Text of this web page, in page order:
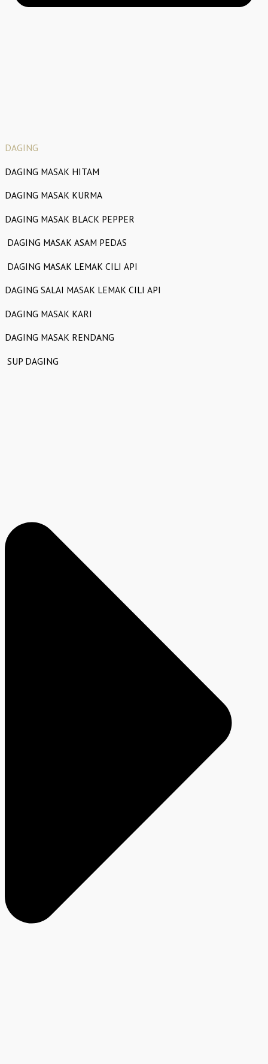
DAGING
DAGING MASAK HITAM
DAGING MASAK KURMA
DAGING MASAK BLACK PEPPER
DAGING MASAK ASAM PEDAS
DAGING MASAK LEMAK CILI API
DAGING SALAI MASAK LEMAK CILI API
DAGING MASAK KARI
DAGING MASAK RENDANG
SUP DAGING